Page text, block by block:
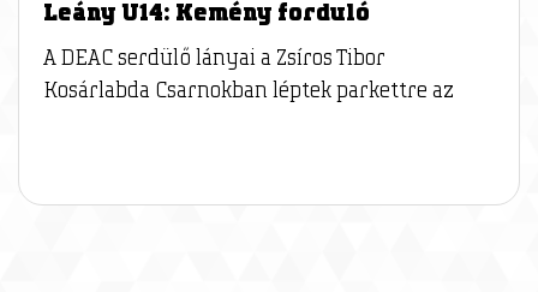
Leány U14: Kemény forduló
A DEAC serdülő lányai a Zsíros Tibor
Kosárlabda Csarnokban léptek parkettre az